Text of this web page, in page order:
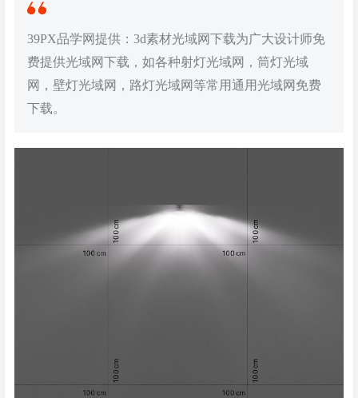
39PX品学网提供：3d素材光域网下载为广大设计师免
费提供光域网下载，如各种射灯光域网，筒灯光域
网，壁灯光域网，路灯光域网等常用通用光域网免费
下载。